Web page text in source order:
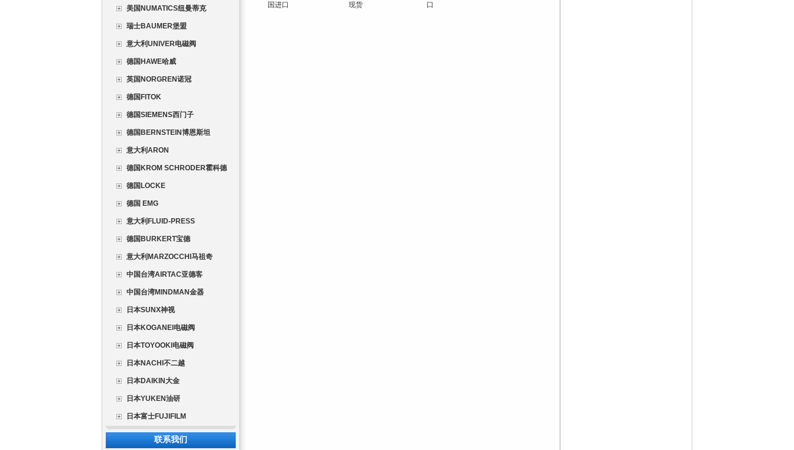
美国NUMATICS纽曼蒂克
瑞士BAUMER堡盟
意大利UNIVER电磁阀
德国HAWE哈威
英国NORGREN诺冠
德国FITOK
德国SIEMENS西门子
德国BERNSTEIN博恩斯坦
意大利ARON
德国KROM SCHRODER霍科德
德国LOCKE
德国 EMG
意大利FLUID-PRESS
德国BURKERT宝德
意大利MARZOCCHI马祖奇
中国台湾AIRTAC亚德客
中国台湾MINDMAN金器
日本SUNX神视
日本KOGANEI电磁阀
日本TOYOOKI电磁阀
日本NACHI不二越
日本DAIKIN大金
日本YUKEN油研
日本富士FUJIFILM
联系我们
国进口
现货
口